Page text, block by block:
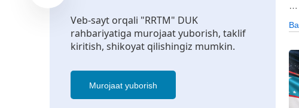
Veb-sayt orqali "RRTM" DUK
rahbariyatiga murojaat yuborish, taklif
kiritish, shikoyat qilishingiz mumkin.
Murojaat yuborish
…